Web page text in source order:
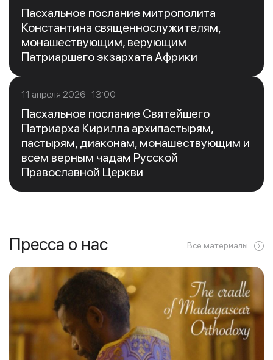
Пасхальное послание митрополита
Константина священнослужителям,
монашествующим, верующим
Патриаршего экзархата Африки
11 апреля 2026 13:00
Пасхальное послание Святейшего
Патриарха Кирилла архипастырям,
пастырям, диаконам, монашествующим и
всем верным чадам Русской
Православной Церкви
Пресса о нас Все материалы